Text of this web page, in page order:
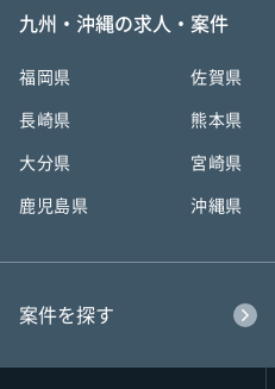
九州・沖縄の求人・案件
福岡県 佐賀県
長崎県 熊本県
大分県 宮崎県
鹿児島県 沖縄県
案件を探す